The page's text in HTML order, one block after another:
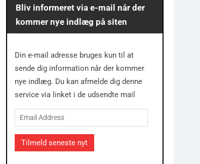
Bliv informeret via e-mail når der
kommer nye indlæg på siten
Din e-mail adresse bruges kun til at
sende dig information når der kommer
nye indlæg. Du kan afmelde dig denne
service via linket i de udsendte mail
Email
Address
Tilmeld seneste nyt